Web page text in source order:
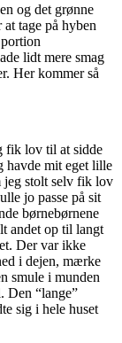
og det grønne
tage på hyben
lidt mere smag
Her kommer så
fik lov til at sidde
havde mit eget lille
jeg stolt selv fik lov
jo passe på sit
børnebørnene
andet op til langt
Der var ikke
i dejen, mærke
smule i munden
Den “lange”
sig i hele huset